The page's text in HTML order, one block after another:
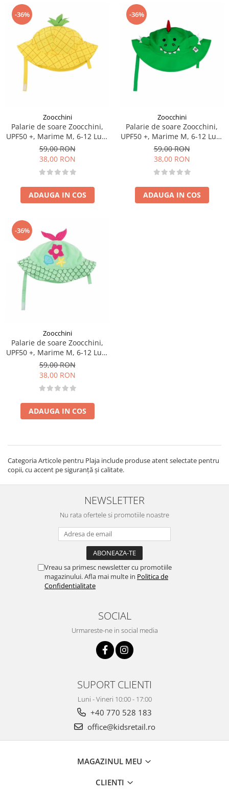
-36%
Zoocchini
Palarie de soare Zoocchini,
UPF50 +, Marime M, 6-12 Luni
- Ananas
59,00 RON
38,00 RON
ADAUGA IN COS
-36%
Zoocchini
Palarie de soare Zoocchini,
UPF50 +, Marime M, 6-12 Luni
- Dino
59,00 RON
38,00 RON
ADAUGA IN COS
-36%
Zoocchini
Palarie de soare Zoocchini,
UPF50 +, Marime M, 6-12 Luni
- Mermaid
59,00 RON
38,00 RON
ADAUGA IN COS
Categoria Articole pentru Plaja include produse atent selectate pentru
copii, cu accent pe siguranță și calitate.
NEWSLETTER
Nu rata ofertele si promotiile noastre
Vreau sa primesc newsletter cu promotiile
magazinului. Afla mai multe in Politica de
Confidentialitate
SOCIAL
Urmareste-ne in social media
SUPORT CLIENTI
Luni - Vineri 10:00 - 17:00
+40 770 528 183
office@kidsretail.ro
MAGAZINUL MEU
CLIENTI